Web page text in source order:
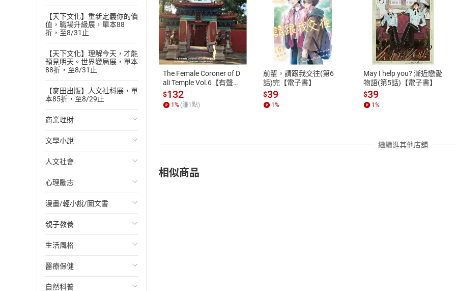
【天下文化】重新定義你的價
值，職場升級展，單本88
折，至8/31止
【天下文化】理解今天，才能
預見明天。世界變局展，單本
88折，至8/31止
【麥田出版】人文社科展，單
本85折，至8/29止
商業理財
投資理財
經濟/趨勢
財務/金融
管理/領導
職場工作術
成功法
行銷/廣告
傳記
文學小說
歐美文學
日本文學
韓國文學
華文文學
經典文學
成長/家庭生活小說
懸疑/推理小說
人文社會
國際關係
政治
社會科學
台灣/中國歷史
日/韓歷史
其他歷史/史學
心理勵志
心靈成長/情緒
人際關係
兩性關係
心理學
漫畫/輕小說/圖文書
輕小說
奇幻/科幻
愛情故事
職場/社會寫實
親子教養
教育現場
兒童文學/故事
兒童科普/學習
生活風格
飲食/食譜
健身/美顏
醫療保健
健康/養生
自然科普
付款方式
ATM轉帳、信用卡、LINE PAY、AFTEE
退換貨規範
本店是否提供消費者保護法七日猶
之權利，遽消費者保護法及通訊交
除權合理例外情事適用準則，依商
質各有不同規定。詳細退換貨說明
照各商品說明。
The Female Coroner of D
ali Temple Vol.6【有聲
書】
$132
1 % (賺1 點)
前輩，請跟我交往(第6
話)完【電子書】
$39
1 %
May I help you? 漸近戀愛
物語(第5話)【電子書】
$39
1 %
繼續逛其他店舖
相似商品